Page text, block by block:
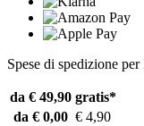
Spese di spedizione per
da € 49,90 gratis*
da € 0,00 € 4,90